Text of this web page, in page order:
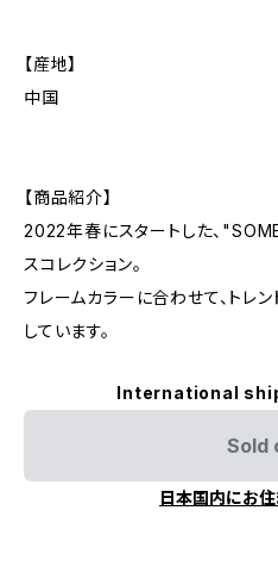
【産地】
中国
【商品紹介】
2022年春にスタートした、
スコレクション。
フレームカラーに合わせて、トレ
しています。
International
Sold
日本国内にお